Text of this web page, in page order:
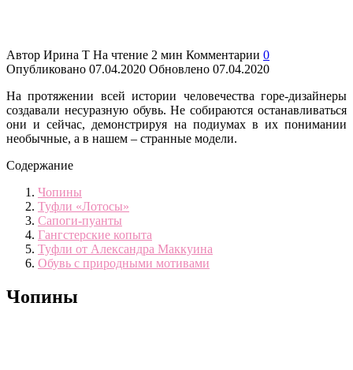
Автор Ирина Т На чтение 2 мин Комментарии 0
Опубликовано 07.04.2020 Обновлено 07.04.2020
На протяжении всей истории человечества горе-дизайнеры
создавали несуразную обувь. Не собираются останавливаться
они и сейчас, демонстрируя на подиумах в их понимании
необычные, а в нашем – странные модели.
Содержание
Чопины
Туфли «Лотосы»
Сапоги-пуанты
Гангстерские копыта
Туфли от Александра Маккуина
Обувь с природными мотивами
Чопины